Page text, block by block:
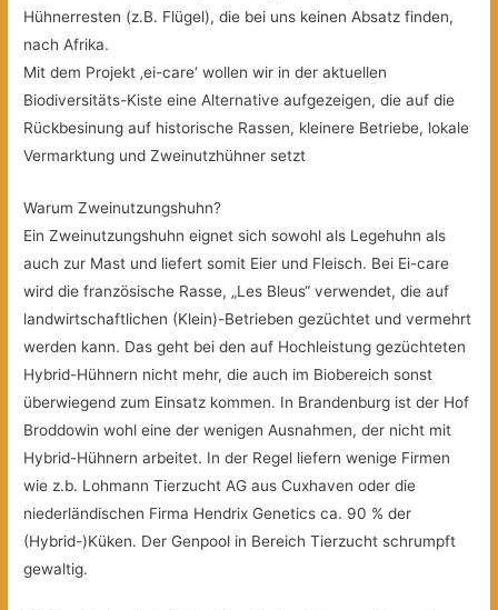
Hühnerresten (z.B. Flügel), die bei uns keinen Absatz finden,
nach Afrika.
Mit dem Projekt ‚ei-care‘ wollen wir in der aktuellen
Biodiversitäts-Kiste eine Alternative aufgezeigen, die auf die
Rückbesinung auf historische Rassen, kleinere Betriebe, lokale
Vermarktung und Zweinutzhühner setzt
Warum Zweinutzungshuhn?
Ein Zweinutzungshuhn eignet sich sowohl als Legehuhn als
auch zur Mast und liefert somit Eier und Fleisch. Bei Ei-care
wird die französische Rasse, „Les Bleus“ verwendet, die auf
landwirtschaftlichen (Klein)-Betrieben gezüchtet und vermehrt
werden kann. Das geht bei den auf Hochleistung gezüchteten
Hybrid-Hühnern nicht mehr, die auch im Biobereich sonst
überwiegend zum Einsatz kommen. In Brandenburg ist der Hof
Broddowin wohl eine der wenigen Ausnahmen, der nicht mit
Hybrid-Hühnern arbeitet. In der Regel liefern wenige Firmen
wie z.b. Lohmann Tierzucht AG aus Cuxhaven oder die
niederländischen Firma Hendrix Genetics ca. 90 % der
(Hybrid-)Küken. Der Genpool in Bereich Tierzucht schrumpft
gewaltig.